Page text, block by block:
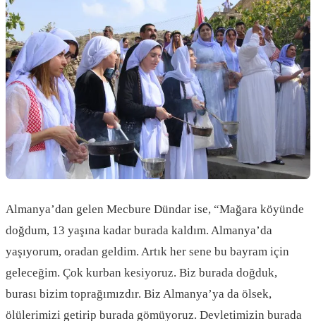
Almanya’dan gelen Mecbure Dündar ise, “Mağara köyünde
doğdum, 13 yaşına kadar burada kaldım. Almanya’da
yaşıyorum, oradan geldim. Artık her sene bu bayram için
geleceğim. Çok kurban kesiyoruz. Biz burada doğduk,
burası bizim toprağımızdır. Biz Almanya’ya da ölsek,
ölülerimizi getirip burada gömüyoruz. Devletimizin burada